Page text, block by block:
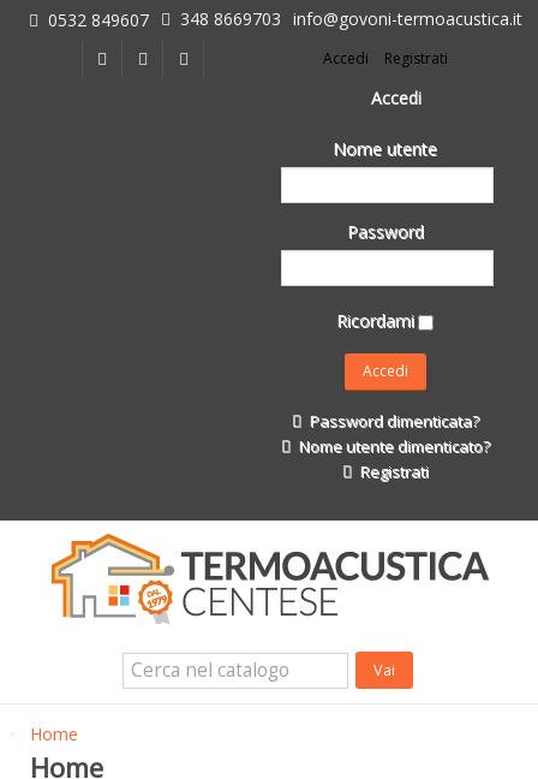
0532 849607 348 8669703 info@govoni-termoacustica.it
Accedi Registrati
Accedi
Nome utente
Password
Ricordami
Password dimenticata?
Nome utente dimenticato?
Registrati
L'azienda
Chi siamo
Fasi della Ricostruzione Post Terremoto
Impermeabilizzanti per l'edilizia
Isolanti Termici, cartongesso e sistemi a secco
Impermeabilizzanti per l'edilizia
Isolanti Termici, cartongesso e sistemi a secco
Isolanti Acustici
Porte e Finestre
Home
Home